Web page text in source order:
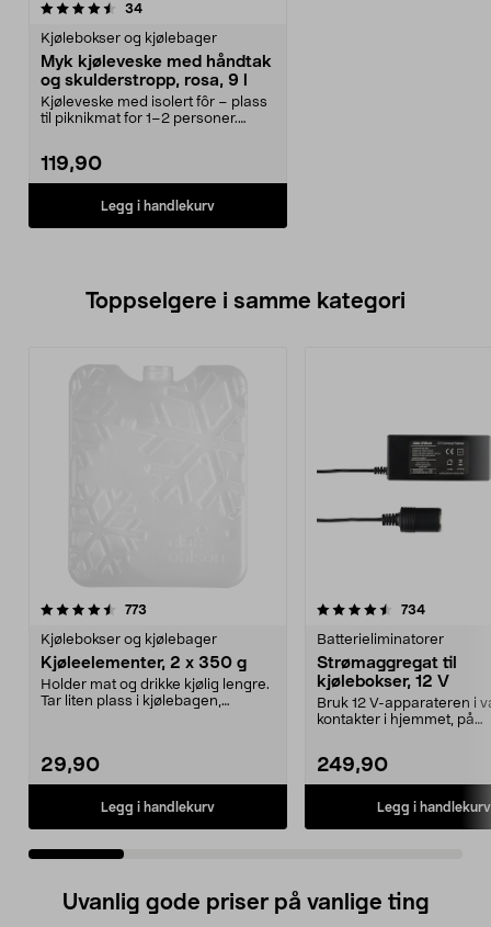
34anmeldelser
Kjølebokser og kjølebager
Myk kjøleveske med håndtak
og skulderstropp, rosa, 9 l
Kjøleveske med isolert fôr – plass
til piknikmat for 1–2 personer.
119,90
Legg i handlekurv
Toppselgere i samme kategori
773
Kjølebokser og kjølebager
Kjøleelementer, 2 x 350 g
Holder mat og drikke kjølig lengre.
Tar liten plass i kjølebagen,
29,90
Legg i handlekurv
4.5 av 5 stjerner 734
Batterieliminatorer
Strømaggregat til
kjølebokser, 12 V
Bruk 12 V-apparateren i
kontakter i hjemmet, på
249,90
Legg i handlekurv
4.5 av 5 stjerner
Uvanlig gode priser på vanlige ting